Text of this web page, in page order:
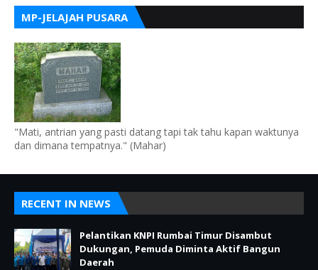
MP-JELAJAH PUSARA
"Mati, antrian yang pasti datang tapi tak tahu kapan waktunya
dan dimana tempatnya." (Mahar)
RECENT IN NEWS
Pelantikan KNPI Rumbai Timur Disambut
Dukungan, Pemuda Diminta Aktif Bangun
Daerah